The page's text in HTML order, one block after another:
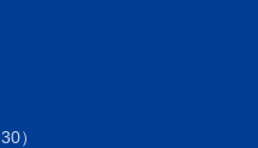
期货的投资可能面临市场
可能面临市场风险、基差
用风险等
）